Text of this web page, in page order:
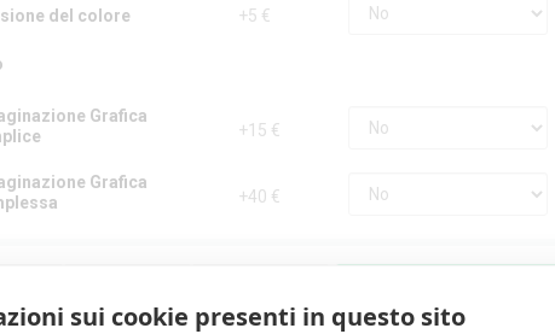
sui cookie presenti in questo sito
del colore +5 €
Grafica
+15 €
Grafica
+40 €
1
€ 4,80